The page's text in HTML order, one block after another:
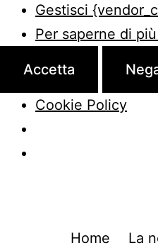
Gestisci
Per saperne di
Accetta
Cookie Policy
Sangiuliano
Home La